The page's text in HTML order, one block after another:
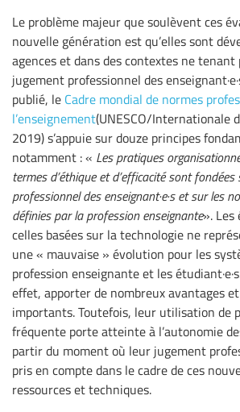
Le problème majeur que soulèvent ces
nouvelle génération est qu’elles sont
agences et dans des contextes ne tenant
jugement professionnel des
publié, le Cadre mondial de normes
l’enseignement(UNESCO/Internationale
2019) s’appuie sur douze principes
notamment : « Les pratiques
termes d’éthique et d’efficacité sont
professionnel des enseignant·e·s et sur les
définies par la profession enseignante». Les
celles basées sur la technologie ne
une « mauvaise » évolution pour les
profession enseignante et les
effet, apporter de nombreux avantages
importants. Toutefois, leur utilisation de
fréquente porte atteinte à l’autonomie
partir du moment où leur jugement
pris en compte dans le cadre de ces
ressources et techniques.